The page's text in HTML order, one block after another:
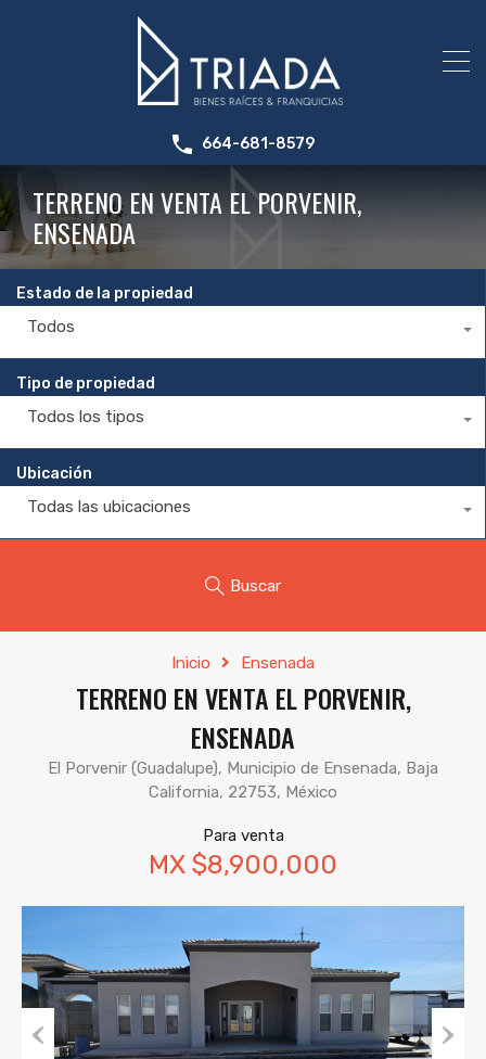
664-681-8579
TERRENO EN VENTA EL PORVENIR,
ENSENADA
Estado de la propiedad
Todos
Tipo de propiedad
Todos los tipos
Ubicación
Todas las ubicaciones
Buscar
Inicio Ensenada
TERRENO EN VENTA EL PORVENIR,
ENSENADA
El Porvenir (Guadalupe), Municipio de Ensenada, Baja
California, 22753, México
Para venta
MX $8,900,000